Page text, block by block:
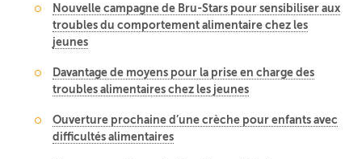
Nouvelle campagne de Bru-Stars pour sensibiliser aux
troubles du comportement alimentaire chez les
jeunes
Davantage de moyens pour la prise en charge des
troubles alimentaires chez les jeunes
Ouverture prochaine d’une crèche pour enfants avec
difficultés alimentaires